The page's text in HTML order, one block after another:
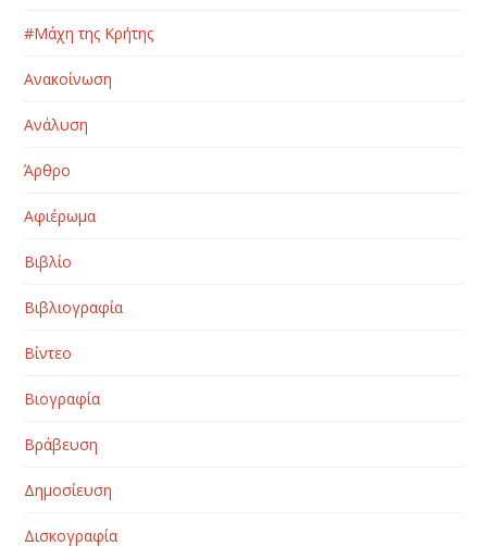
#Μάχη της Κρήτης
Ανακοίνωση
Ανάλυση
Άρθρο
Αφιέρωμα
Βιβλίο
Βιβλιογραφία
Βίντεο
Βιογραφία
Βράβευση
Δημοσίευση
Δισκογραφία